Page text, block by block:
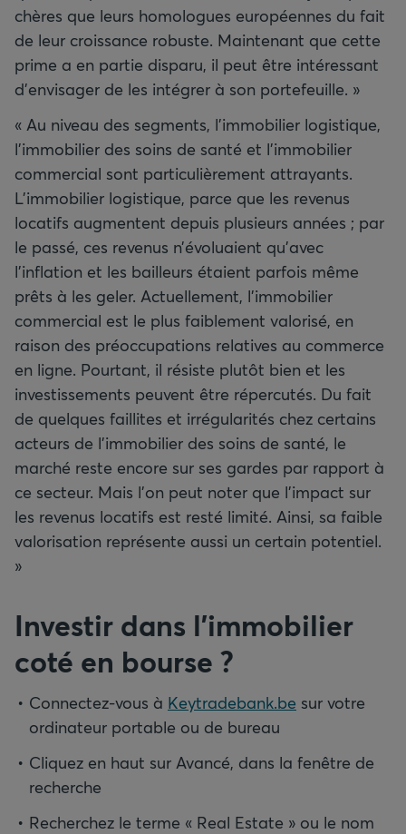
chères que leurs homologues européennes du fait
de leur croissance robuste. Maintenant que cette
prime a en partie disparu, il peut être intéressant
d’envisager de les intégrer à son portefeuille. »
« Au niveau des segments, l’immobilier logistique,
l’immobilier des soins de santé et l’immobilier
commercial sont particulièrement attrayants.
L’immobilier logistique, parce que les revenus
locatifs augmentent depuis plusieurs années ; par
le passé, ces revenus n’évoluaient qu’avec
l’inflation et les bailleurs étaient parfois même
prêts à les geler. Actuellement, l’immobilier
commercial est le plus faiblement valorisé, en
raison des préoccupations relatives au commerce
en ligne. Pourtant, il résiste plutôt bien et les
investissements peuvent être répercutés. Du fait
de quelques faillites et irrégularités chez certains
acteurs de l’immobilier des soins de santé, le
marché reste encore sur ses gardes par rapport à
ce secteur. Mais l’on peut noter que l’impact sur
les revenus locatifs est resté limité. Ainsi, sa faible
valorisation représente aussi un certain potentiel.
»
Investir dans l’immobilier
coté en bourse ?
Connectez-vous à Keytradebank.be sur votre
ordinateur portable ou de bureau
Cliquez en haut sur Avancé, dans la fenêtre de
recherche
Recherchez le terme « Real Estate » ou le nom